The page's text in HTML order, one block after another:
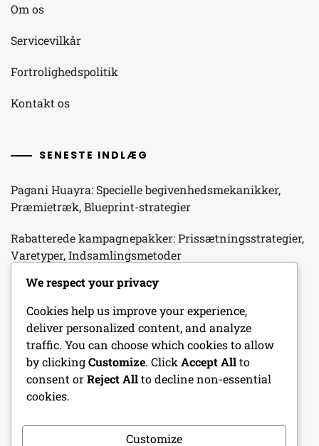
Om os
Servicevilkår
Fortrolighedspolitik
Kontakt os
SENESTE INDLÆG
Pagani Huayra: Specielle begivenhedsmekanikker,
Præmietræk, Blueprint-strategier
Rabatterede kampagnepakker: Prissætningsstrategier,
Varetyper, Indsamlingsmetoder
Eksklusive login-belønninger: Unikke genstande,
indsamling metoder, tilgængelighed
Promo Pack Mekanik: Pakke distribution, Varetyper,
Indsamlingsstrategier
Tidsbegrænsede kampagnepakker: Tidsfølsomme
tilbud, Varetyper, Samlingsstrategier
We respect your privacy
Cookies help us improve your experience,
deliver personalized content, and analyze
traffic. You can choose which cookies to allow
by clickingCustomize. Click Accept Allto
consent orReject Allto decline non-essential
cookies.
Customize